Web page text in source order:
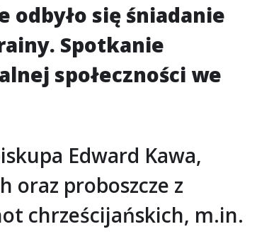
odbyło się śniadanie
Spotkanie
społeczności we
Edward Kawa,
oraz proboszcze z
chrześcijańskich, m.in.